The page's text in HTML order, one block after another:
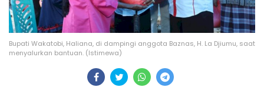
Bupati Wakatobi, Haliana, di dampingi anggota Baznas, H. La Djiumu, saat
menyalurkan bantuan. (Istimewa)